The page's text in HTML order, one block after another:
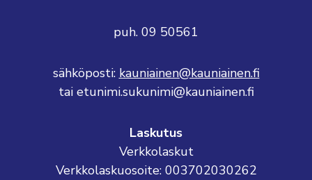
puh. 09 50561
sähköposti: kauniainen@kauniainen.fi
tai etunimi.sukunimi@kauniainen.fi
Laskutus
Verkkolaskut
Verkkolaskuosoite: 003702030262